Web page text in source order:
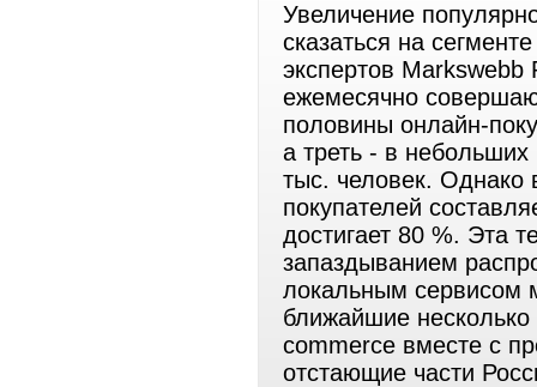
Увеличение
сказаться на
экспертов
ежемесячно
половины онлайн-
а треть - в
тыс. человек. Однако
покупателей
достигает 80 %. Эта
запаздыванием
локальным сервисом
ближайшие
commerce вместе с
отстающие части